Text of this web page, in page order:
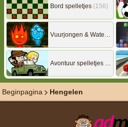
Bord spelletjes (156)
Vuurjongen & Watermeisje
Avontuur spelletjes
(217)
Beginpagina Hengelen